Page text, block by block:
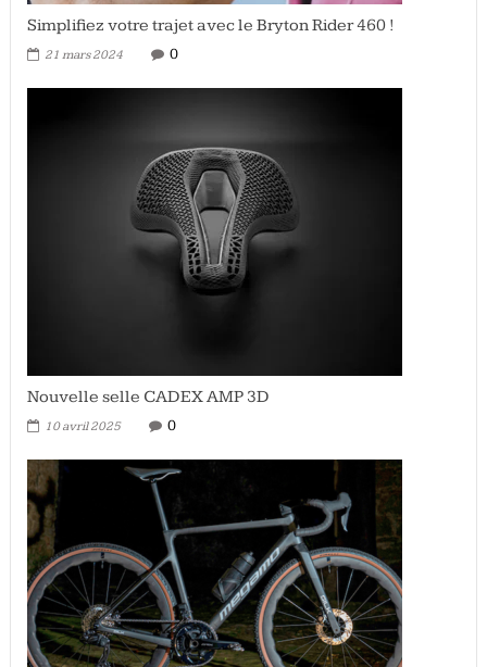
Simplifiez votre trajet avec le Bryton Rider 460 !
21 mars 2024 0
Nouvelle selle CADEX AMP 3D
10 avril 2025 0